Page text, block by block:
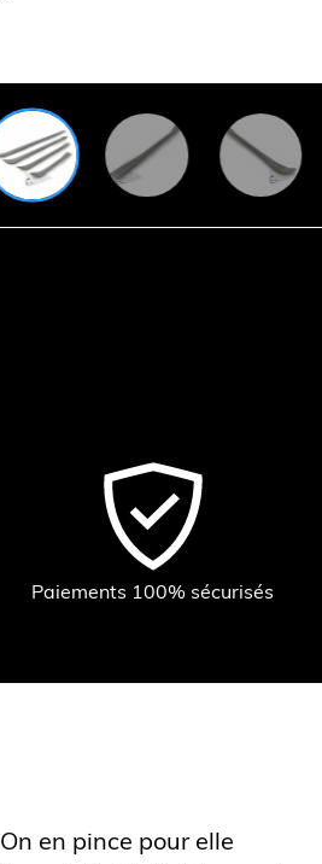
Paiements 100% sécurisés
On en pince pour elle